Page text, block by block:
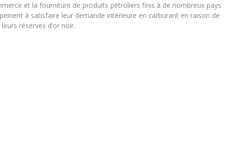
et la fourniture de produits pétroliers finis à de nombreux pays
à satisfaire leur demande intérieure en carburant en raison de
réserves d’or noir.